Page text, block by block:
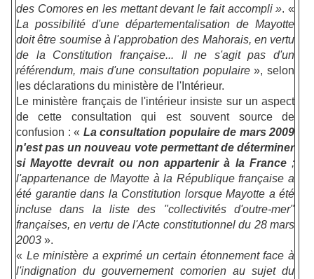
des Comores en les mettant devant le fait accompli ». «
La possibilité d'une départementalisation de Mayotte
doit être soumise à l'approbation des Mahorais, en vertu
de la Constitution française... Il ne s'agit pas d'un
référendum, mais d'une consultation populaire», selon
les déclarations du ministère de l'Intérieur.
Le ministère français de l'intérieur insiste sur un aspect
de cette consultation qui est souvent source de
confusion : « La consultation populaire de mars 2009
n'est pas un nouveau vote permettant de déterminer
si Mayotte devrait ou non appartenir à la France ;
l'appartenance de Mayotte à la République française a
été garantie dans la Constitution lorsque Mayotte a été
incluse dans la liste des "collectivités d'outre-mer"
françaises, en vertu de l'Acte constitutionnel du 28 mars
2003 ».
« Le ministère a exprimé un certain étonnement face à
l'indignation du gouvernement comorien au sujet du